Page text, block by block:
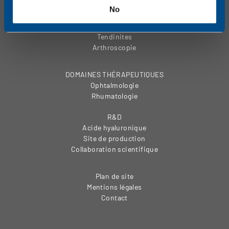
No
PRODUITS
Soin des yeux
Douleurs articulaires
Tendinites
Arthroscopie
DOMAINES THÉRAPEUTIQUES
Ophtalmologie
Rhumatologie
R&D
Acide hyaluronique
Site de production
Collaboration scientifique
Plan de site
Mentions légales
Contact